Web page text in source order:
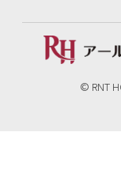
© RNT